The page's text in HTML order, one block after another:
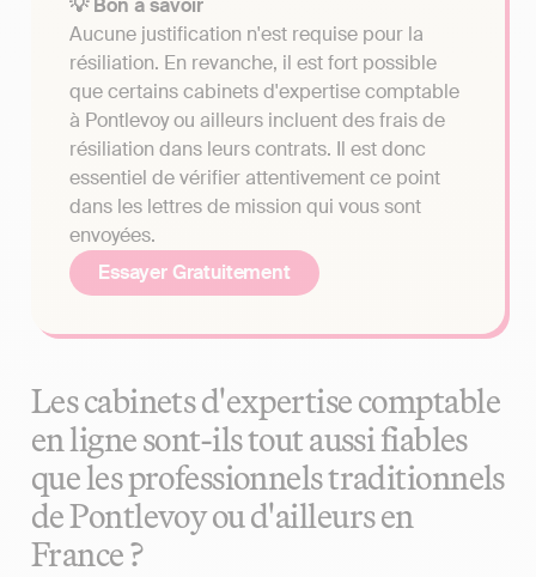
💡 Bon à savoir
Aucune justification n'est requise pour la
résiliation. En revanche, il est fort possible
que certains cabinets d'expertise comptable
à Pontlevoy ou ailleurs incluent des frais de
résiliation dans leurs contrats. Il est donc
essentiel de vérifier attentivement ce point
dans les lettres de mission qui vous sont
envoyées.
Essayer Gratuitement
Les cabinets d'expertise comptable
en ligne sont-ils tout aussi fiables
que les professionnels traditionnels
de Pontlevoy ou d'ailleurs en
France ?